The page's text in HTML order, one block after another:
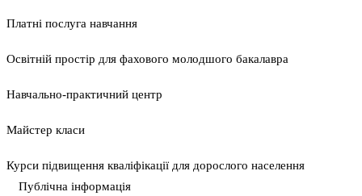
Платні послуга навчання
Освітній простір для фахового молодшого бакалавра
Навчально-практичний центр
Майстер класи
Курси підвищення кваліфікації для дорослого населення
Публічна інформація